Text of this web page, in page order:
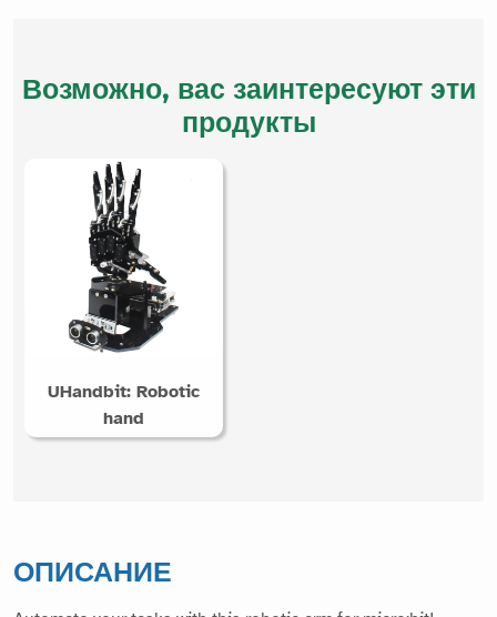
Возможно, вас заинтересуют эти
продукты
UHandbit: Robotic
hand
ОПИСАНИЕ